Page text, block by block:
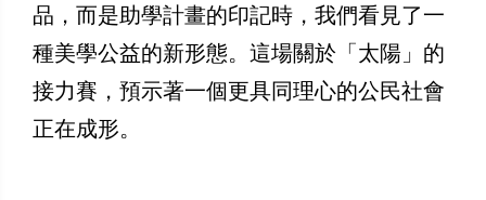
品，而是助學計畫的印記時，我們看見了一
種美學公益的新形態。這場關於「太陽」的
接力賽，預示著一個更具同理心的公民社會
正在成形。